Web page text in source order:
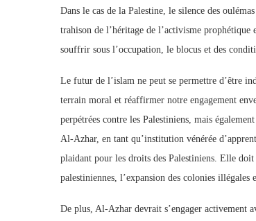
Dans le cas de la Palestine, le silence des
trahison de l’héritage de l’activisme
souffrir sous l’occupation, le blocus et des
Le futur de l’islam ne peut se permettre d’être
terrain moral et réaffirmer notre engagement
perpétrées contre les Palestiniens, mais
Al-Azhar, en tant qu’institution vénérée
plaidant pour les droits des Palestiniens. Elle
palestiniennes, l’expansion des colonies illégales
De plus, Al-Azhar devrait s’engager activement